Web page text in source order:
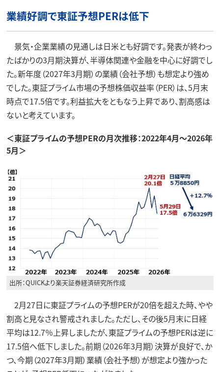
業績好調で東証予想PERは低下
景気・企業業績の見通しは日米とも好調です。発表が終わっ
たばかりの3月期決算が、半導体関連や金融を中心に好調でし
た。新年度（2027年3月期）の業績（会社予想）も想定より強め
でした。東証プライム市場の予想株価収益率（PER）は、5月末
時点で17.5倍です。利益拡大をともなう上昇であり、割高感は
ないと考えています。
＜東証プライムの予想PERの月次推移：2022年4月～2026年
5月＞
出所：QUICKより楽天証券経済研究所作成
2月27日に東証プライムの予想PERが20倍を超えた時、やや
割高と見なされ警戒されました。ただし、その後5月末に日経
平均は12.7％上昇しましたが、東証プライムの予想PERは逆に
17.5倍へ低下しました。前期（2026年3月期）決算が良好で、か
つ、今期（2027年3月期）業績（会社予想）が想定より強かった